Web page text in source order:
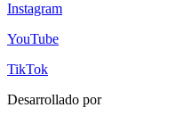
Instagram
YouTube
TikTok
Desarrollado por